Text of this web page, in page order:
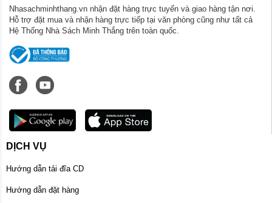
Nhasachminhthang.vn nhận đặt hàng trực tuyến và giao hàng tận nơi.
Hỗ trợ đặt mua và nhận hàng trực tiếp tại văn phòng cũng như tất cả
Hệ Thống Nhà Sách Minh Thắng trên toàn quốc.
DỊCH VỤ
Hướng dẫn tải đĩa CD
Hướng dẫn đặt hàng